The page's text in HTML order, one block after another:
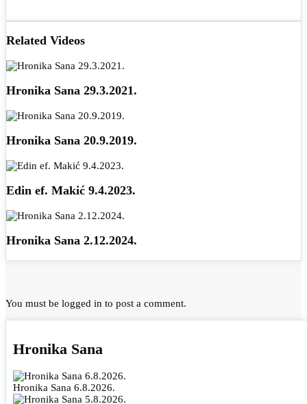
Related Videos
Hronika Sana 29.3.2021.
Hronika Sana 20.9.2019.
Edin ef. Makić 9.4.2023.
Hronika Sana 2.12.2024.
You must be logged in to post a comment.
Hronika Sana
Hronika Sana 6.8.2026.